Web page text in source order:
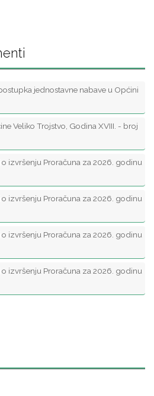
jednostavne nabave u Općini
Veliko Trojstvo, Godina XVIII. - broj
izvršenju Proračuna za 2026. godinu
izvršenju Proračuna za 2026. godinu
izvršenju Proračuna za 2026. godinu
izvršenju Proračuna za 2026. godinu